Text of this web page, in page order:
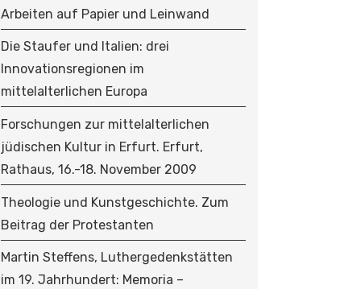
Arbeiten auf Papier und Leinwand
Die Staufer und Italien: drei
Innovationsregionen im
mittelalterlichen Europa
Forschungen zur mittelalterlichen
jüdischen Kultur in Erfurt. Erfurt,
Rathaus, 16.-18. November 2009
Theologie und Kunstgeschichte. Zum
Beitrag der Protestanten
Martin Steffens, Luthergedenkstätten
im 19. Jahrhundert: Memoria –